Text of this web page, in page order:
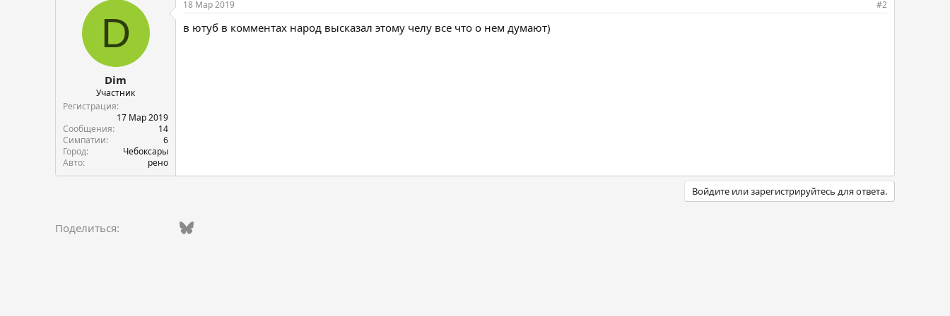
D
Dim
Участник
Регистрация
17 Мар 2019
Сообщения
14
Симпатии
6
Город
Чебоксары
Авто
рено
18 Мар 2019 #2
в ютуб в комментах народ высказал этому челу все что о нем думают)
Войдите или зарегистрируйтесь для ответа.
Поделиться: Vkontakte
FacebookBluesky